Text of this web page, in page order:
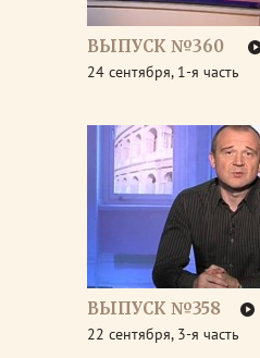
ВЫПУСК №360
24 сентября, 1-я часть
ВЫПУСК №358
22 сентября, 3-я часть